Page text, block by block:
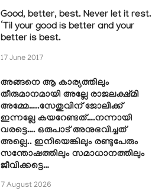
Good, better, best. Never let it rest.
‘Til your good is better and your
better is best.
17 June 2017
അങ്ങനെ ആ കാര്യത്തിലും
തീരുമാനമായി അല്ലേ രാജലക്ഷ്മി
അമ്മേ…..സേതുവിന് ജോലിക്ക്
ഇന്നല്ലേ കയറേണ്ടത്….നന്നായി
വരട്ടെ…. ഒരുപാട് അനുഭവിച്ചത്
അല്ലെ.. ഇനിയെങ്കിലും രണ്ടുപേരും
സന്തോഷത്തിലും സമാധാനത്തിലും
ജീവിക്കട്ടെ…
7 August 2026